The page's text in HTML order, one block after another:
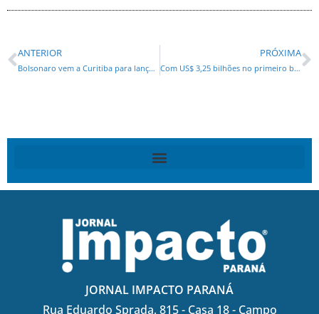
ANTERIOR
Bolsonaro vem a Curitiba para lançar a pré-candidatura de Filipe Barros ao Senado no evento do PL
PRÓXIMA
Com US$ 3,25 bilhões no primeiro bimestre, Paraná lidera as exportações na região Sul
JORNAL IMPACTO PARANÁ
Rua Eduardo Sprada, 815 - Casa 18 - Campo